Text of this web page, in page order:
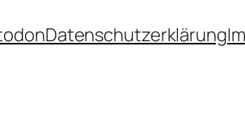
Datenschutzerklärung